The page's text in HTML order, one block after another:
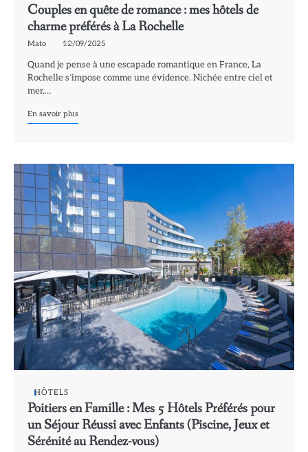
Couples en quête de romance : mes hôtels de
charme préférés à La Rochelle
Mato 12/09/2025
Quand je pense à une escapade romantique en France, La
Rochelle s’impose comme une évidence. Nichée entre ciel et
mer,…
En savoir plus
HÔTELS
Poitiers en Famille : Mes 5 Hôtels Préférés pour
un Séjour Réussi avec Enfants (Piscine, Jeux et
Sérénité au Rendez-vous)